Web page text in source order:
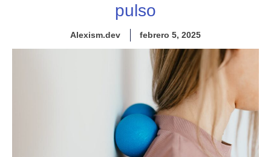
pulso
Alexism.dev febrero 5, 2025